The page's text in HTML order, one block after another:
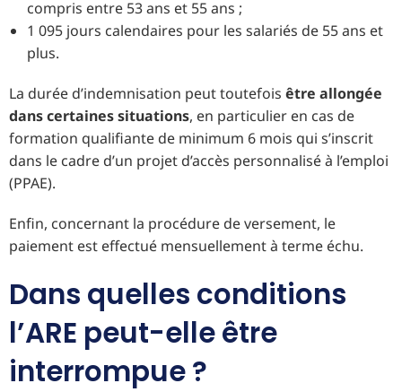
compris entre 53 ans et 55 ans ;
1 095 jours calendaires pour les salariés de 55 ans et
plus.
La durée d’indemnisation peut toutefois être allongée
dans certaines situations, en particulier en cas de
formation qualifiante de minimum 6 mois qui s’inscrit
dans le cadre d’un projet d’accès personnalisé à l’emploi
(PPAE).
Enfin, concernant la procédure de versement, le
paiement est effectué mensuellement à terme échu.
Dans quelles conditions
l’ARE peut-elle être
interrompue ?